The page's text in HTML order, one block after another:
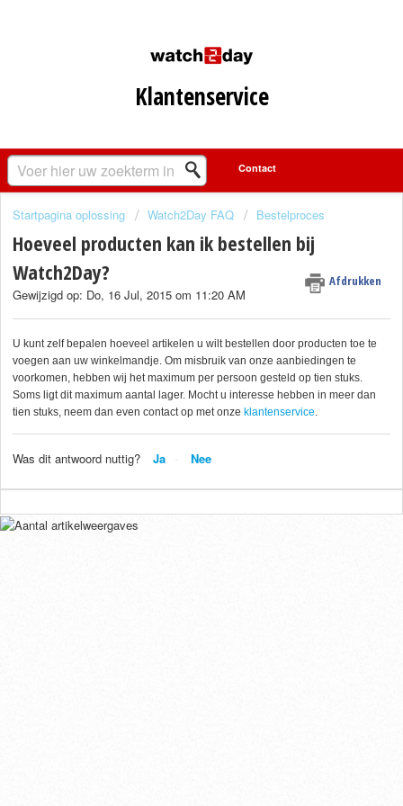
Klantenservice
Startpagina oplossing Watch2Day FAQ Bestelproces
Hoeveel producten kan ik bestellen bij
Watch2Day?
Afdrukken
Gewijzigd op: Do, 16 Jul, 2015 om 11:20 AM
U kunt zelf bepalen hoeveel artikelen u wilt bestellen door producten toe te
voegen aan uw winkelmandje. Om misbruik van onze aanbiedingen te
voorkomen, hebben wij het maximum per persoon gesteld op tien stuks.
Soms ligt dit maximum aantal lager. Mocht u interesse hebben in meer dan
tien stuks, neem dan even contact op met onze klantenservice
Was dit antwoord nuttig? Ja Nee